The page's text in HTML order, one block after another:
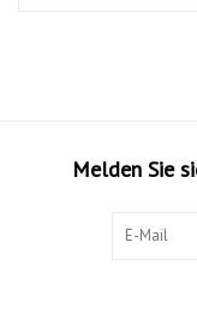
Melden Sie